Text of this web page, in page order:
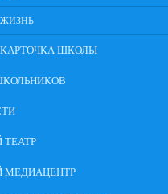
ШКОЛЫ
МЕДИАЦЕНТР